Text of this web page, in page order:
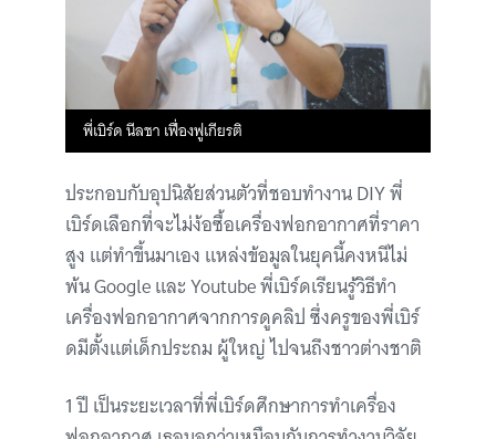
พี่เบิร์ด นีลชา เฟื่องฟูเกียรติ
ประกอบกับอุปนิสัยส่วนตัวที่ชอบทำงาน DIY พี่
เบิร์ดเลือกที่จะไม่ง้อซื้อเครื่องฟอกอากาศที่ราคา
สูง แต่ทำขึ้นมาเอง แหล่งข้อมูลในยุคนี้คงหนีไม่
พ้น Google และ Youtube พี่เบิร์ดเรียนรู้วิธีทำ
เครื่องฟอกอากาศจากการดูคลิป ซึ่งครูของพี่เบิร์
ดมีตั้งแต่เด็กประถม ผู้ใหญ่ ไปจนถึงชาวต่างชาติ
1 ปี เป็นระยะเวลาที่พี่เบิร์ดศึกษาการทำเครื่อง